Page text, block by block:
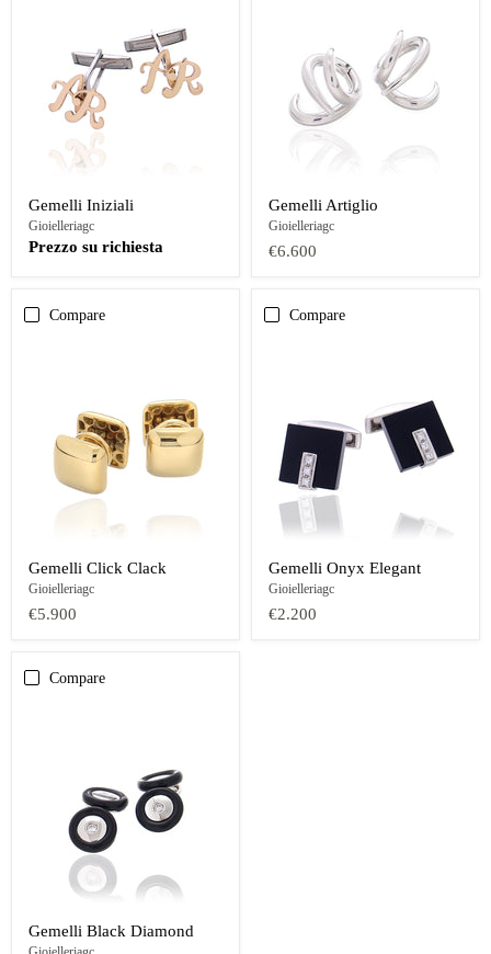
Gemelli Iniziali
Gioielleriagc
Prezzo su richiesta
Gemelli Artiglio
Gioielleriagc
€6.600
Compare
Gemelli Click Clack
Gioielleriagc
€5.900
Compare
Gemelli Onyx Elegant
Gioielleriagc
€2.200
Compare
Gemelli Black Diamond